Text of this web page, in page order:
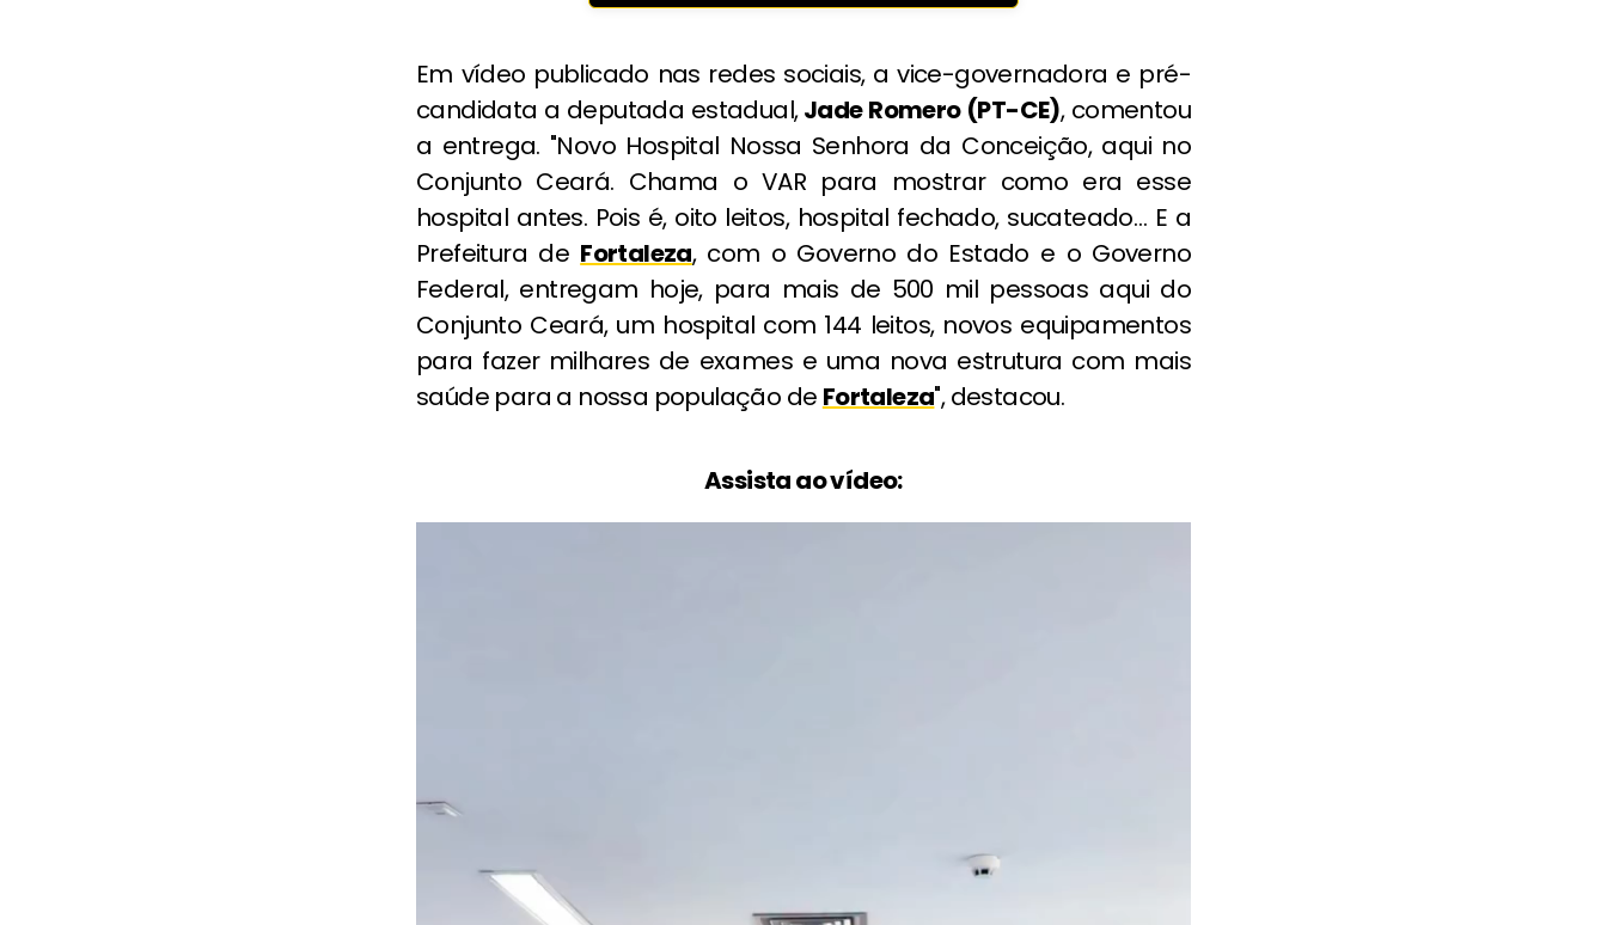
Em vídeo publicado nas redes sociais, a vice-governadora e pré-
candidata a deputada estadual,Jade Romero (PT-CE), comentou
a entrega. "Novo Hospital Nossa Senhora da Conceição, aqui no
Conjunto Ceará. Chama o VAR para mostrar como era esse
hospital antes. Pois é, oito leitos, hospital fechado, sucateado… E a
Prefeitura de Fortaleza, com o Governo do Estado e o Governo
Federal, entregam hoje, para mais de 500 mil pessoas aqui do
Conjunto Ceará, um hospital com 144 leitos, novos equipamentos
para fazer milhares de exames e uma nova estrutura com mais
saúde para a nossa população de Fortaleza", destacou.
Assista ao vídeo: